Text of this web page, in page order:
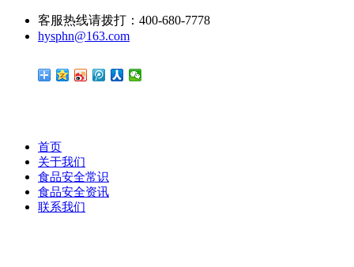
客服热线请拨打：400-680-7778
hysphn@163.com
首页
关于我们
食品安全常识
食品安全资讯
联系我们